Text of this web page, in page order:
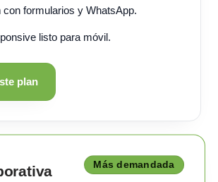
con formularios y WhatsApp.
listo para móvil.
plan
Más demandada